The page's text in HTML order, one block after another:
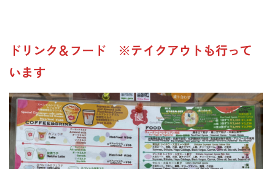
ドリンク＆フード ※テイクアウトも行って
います